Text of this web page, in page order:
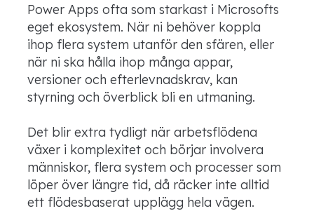
Power Apps ofta som starkast i Microsofts
eget ekosystem. När ni behöver koppla
ihop flera system utanför den sfären, eller
när ni ska hålla ihop många appar,
versioner och efterlevnadskrav, kan
styrning och överblick bli en utmaning.
Det blir extra tydligt när arbetsflödena
växer i komplexitet och börjar involvera
människor, flera system och processer som
löper över längre tid, då räcker inte alltid
ett flödesbaserat upplägg hela vägen.